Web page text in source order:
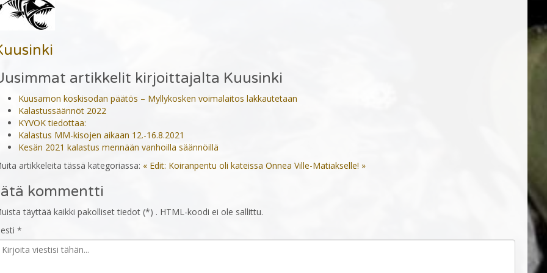
artikkelit kirjoittajalta Kuusinki
Kuusamon koskisodan päätös – Myllykosken voimalaitos lakkautetaan
Kalastussäännöt 2022
KYVOK tiedottaa:
Kalastus MM-kisojen aikaan 12.-16.8.2021
Kesän 2021 kalastus mennään vanhoilla säännöillä
artikkeleita tässä kategoriassa: « Edit: Koiranpentu oli kateissa Onnea Ville-Matiakselle! »
kommentti
täyttää kaikki pakolliset tiedot (*) . HTML-koodi ei ole sallittu.
*